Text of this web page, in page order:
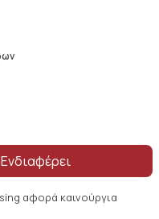
αφορά καινούργια